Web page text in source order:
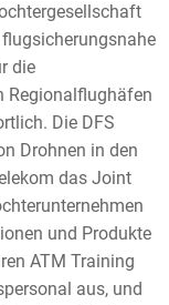
die
Regionalflughäfen
Die DFS
Drohnen in den
das Joint
und Produkte
ATM Training
aus, und